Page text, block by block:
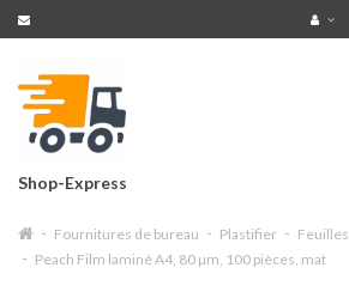
Shop-Express
Fournitures de bureau Plastifier
Feuilles
Peach Film laminé A4, 80 µm, 100 pièces, mat